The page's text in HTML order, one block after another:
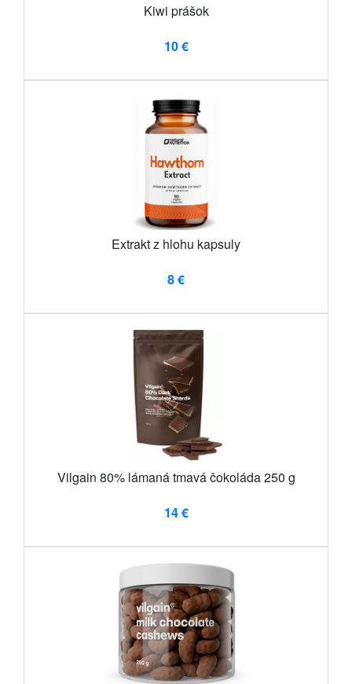
Kiwi prášok
10 €
Extrakt z hlohu kapsuly
8 €
Vilgain 80% lámaná tmavá čokoláda 250 g
14 €